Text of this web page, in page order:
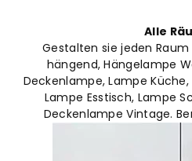
Alle
Gestalten sie jeden
hängend, Hängelampe
Deckenlampe, Lampe
Lampe Esstisch, Lampe
Deckenlampe Vintage.